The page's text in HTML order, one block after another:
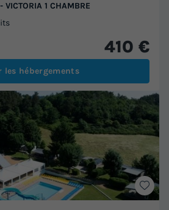
1 CHAMBRE
410 €
les hébergements